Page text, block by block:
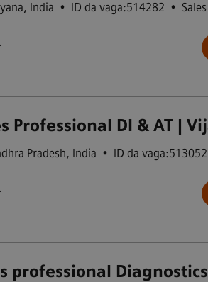
, India • ID da vaga:514282 • Sales
Professional DI & AT |
Pradesh, India • ID da vaga:513052
professional Diagnostics